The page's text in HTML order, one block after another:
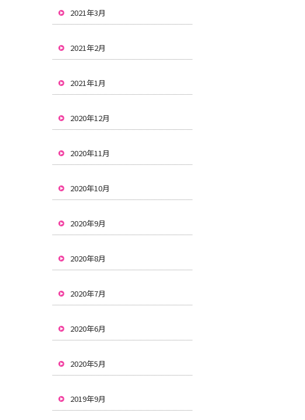
2021年3月
2021年2月
2021年1月
2020年12月
2020年11月
2020年10月
2020年9月
2020年8月
2020年7月
2020年6月
2020年5月
2019年9月